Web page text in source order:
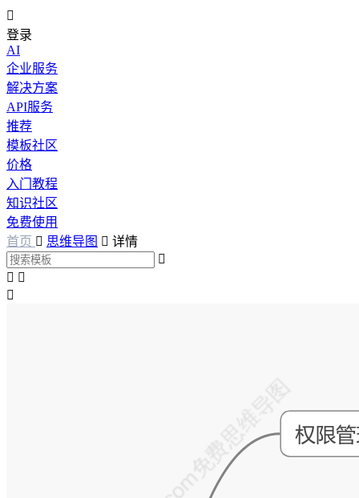

登录
AI
企业服务
解决方案
API服务
推荐
模板社区
价格
入门教程
知识社区
免费使用
首页  思维导图  详情

 
